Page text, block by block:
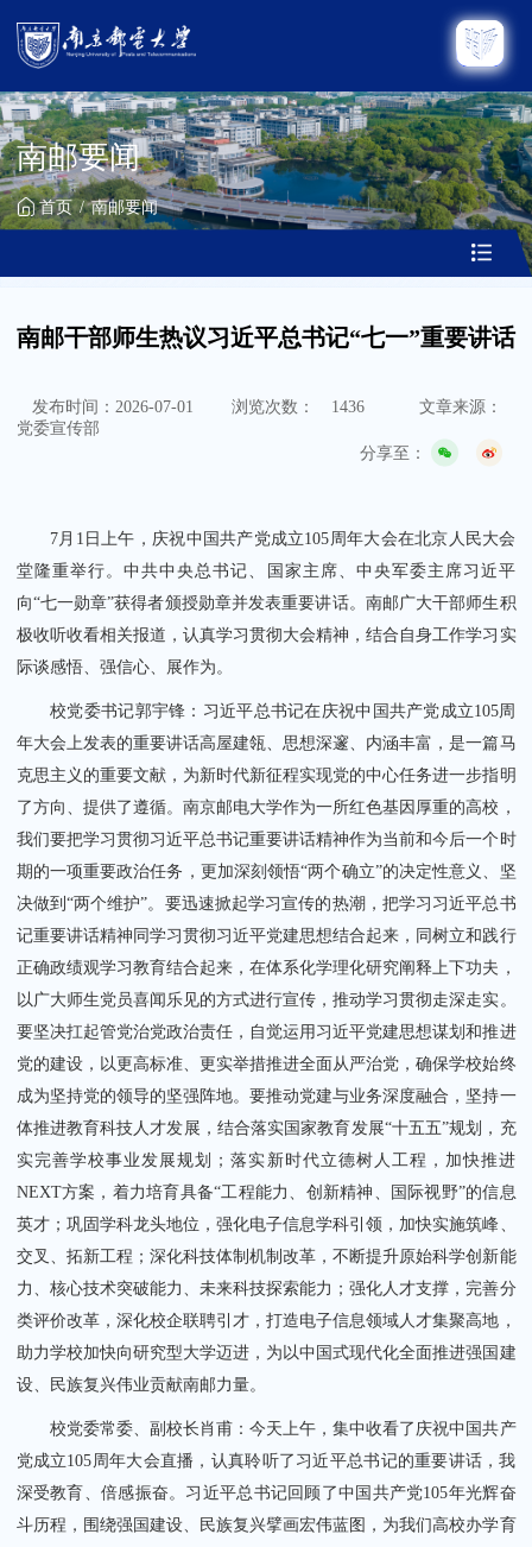
关闭
南邮要闻
首页 南邮要闻
南邮干部师生热议习近平总书记“七一”重要讲话
发布时间：2026-07-01 浏览次数： 1436
文章来源：
党委宣传部
分享至：
7月1日上午，庆祝中国共产党成立105周年大会在北京人民大会
堂隆重举行。中共中央总书记、国家主席、中央军委主席习近平
向“七一勋章”获得者颁授勋章并发表重要讲话。南邮广大干部师生积
极收听收看相关报道，认真学习贯彻大会精神，结合自身工作学习实
际谈感悟、强信心、展作为。
校党委书记郭宇锋：习近平总书记在庆祝中国共产党成立105周
年大会上发表的重要讲话高屋建瓴、思想深邃、内涵丰富，是一篇马
克思主义的重要文献，为新时代新征程实现党的中心任务进一步指明
了方向、提供了遵循。南京邮电大学作为一所红色基因厚重的高校，
我们要把学习贯彻习近平总书记重要讲话精神作为当前和今后一个时
期的一项重要政治任务，更加深刻领悟“两个确立”的决定性意义、坚
决做到“两个维护”。要迅速掀起学习宣传的热潮，把学习习近平总书
记重要讲话精神同学习贯彻习近平党建思想结合起来，同树立和践行
正确政绩观学习教育结合起来，在体系化学理化研究阐释上下功夫，
以广大师生党员喜闻乐见的方式进行宣传，推动学习贯彻走深走实。
要坚决扛起管党治党政治责任，自觉运用习近平党建思想谋划和推进
党的建设，以更高标准、更实举措推进全面从严治党，确保学校始终
成为坚持党的领导的坚强阵地。要推动党建与业务深度融合，坚持一
体推进教育科技人才发展，结合落实国家教育发展“十五五”规划，充
实完善学校事业发展规划；落实新时代立德树人工程，加快推进
NEXT方案，着力培育具备“工程能力、创新精神、国际视野”的信息
英才；巩固学科龙头地位，强化电子信息学科引领，加快实施筑峰、
交叉、拓新工程；深化科技体制机制改革，不断提升原始科学创新能
力、核心技术突破能力、未来科技探索能力；强化人才支撑，完善分
类评价改革，深化校企联聘引才，打造电子信息领域人才集聚高地，
助力学校加快向研究型大学迈进，为以中国式现代化全面推进强国建
设、民族复兴伟业贡献南邮力量。
校党委常委、副校长肖甫：今天上午，集中收看了庆祝中国共产
党成立105周年大会直播，认真聆听了习近平总书记的重要讲话，我
深受教育、倍感振奋。习近平总书记回顾了中国共产党105年光辉奋
斗历程，围绕强国建设、民族复兴擘画宏伟蓝图，为我们高校办学育